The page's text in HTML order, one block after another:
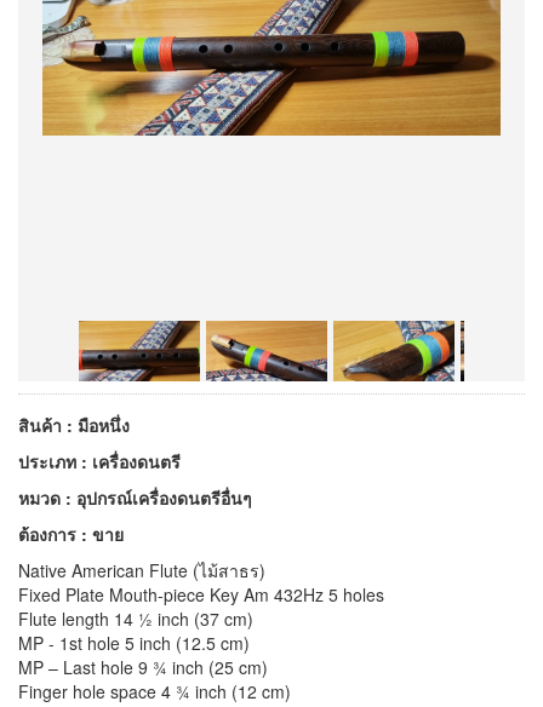
สินค้า : มือหนึ่ง
ประเภท : เครื่องดนตรี
หมวด : อุปกรณ์เครื่องดนตรีอื่นๆ
ต้องการ : ขาย
Native American Flute (ไม้สาธร)
Fixed Plate Mouth-piece Key Am 432Hz 5 holes
Flute length 14 ½ inch (37 cm)
MP - 1st hole 5 inch (12.5 cm)
MP – Last hole 9 ¾ inch (25 cm)
Finger hole space 4 ¾ inch (12 cm)